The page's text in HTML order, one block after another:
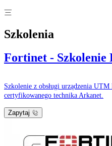
Szkolenia
Fortinet - Szkolenie
Szkolenie z obsługi urządzenia
certyfikowanego technika Arkanet.
Zapytaj